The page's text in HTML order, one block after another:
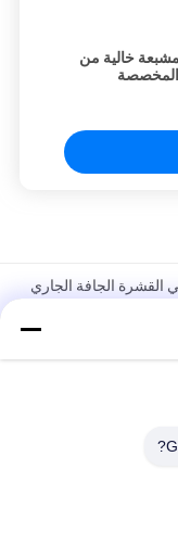
خالية من
المخصصة
القشرة الجافة الجاري
مواد بوش التشحيم